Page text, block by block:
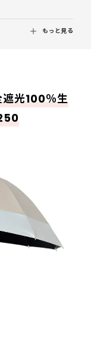
もっと見る
遮光100％生